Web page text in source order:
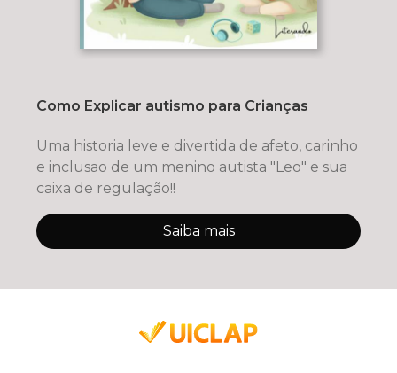
Como Explicar autismo para Crianças
Uma historia leve e divertida de afeto, carinho
e inclusao de um menino autista "Leo" e sua
caixa de regulação!!
Saiba mais